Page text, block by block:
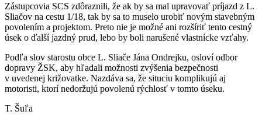
Zástupcovia SCS zdôraznili, že ak by sa mal upravovať príjazd z L.
Sliačov na cestu 1/18, tak by sa to muselo urobiť novým stavebným
povolením a projektom. Preto nie je možné ani rozšíriť tento cestný
úsek o ďalší jazdný prud, lebo by boli narušené vlastnícke vzťahy.
Podľa slov starostu obce L. Sliače Jána Ondrejku, osloví odbor
dopravy ŽSK, aby hľadali možnosti zvýšenia bezpečnosti
v uvedenej križovatke. Nazdáva sa, že situciu komplikujú aj
motoristi, ktorí nedoržujú povolenú rýchlosť v tomto úseku.
T. Šuľa